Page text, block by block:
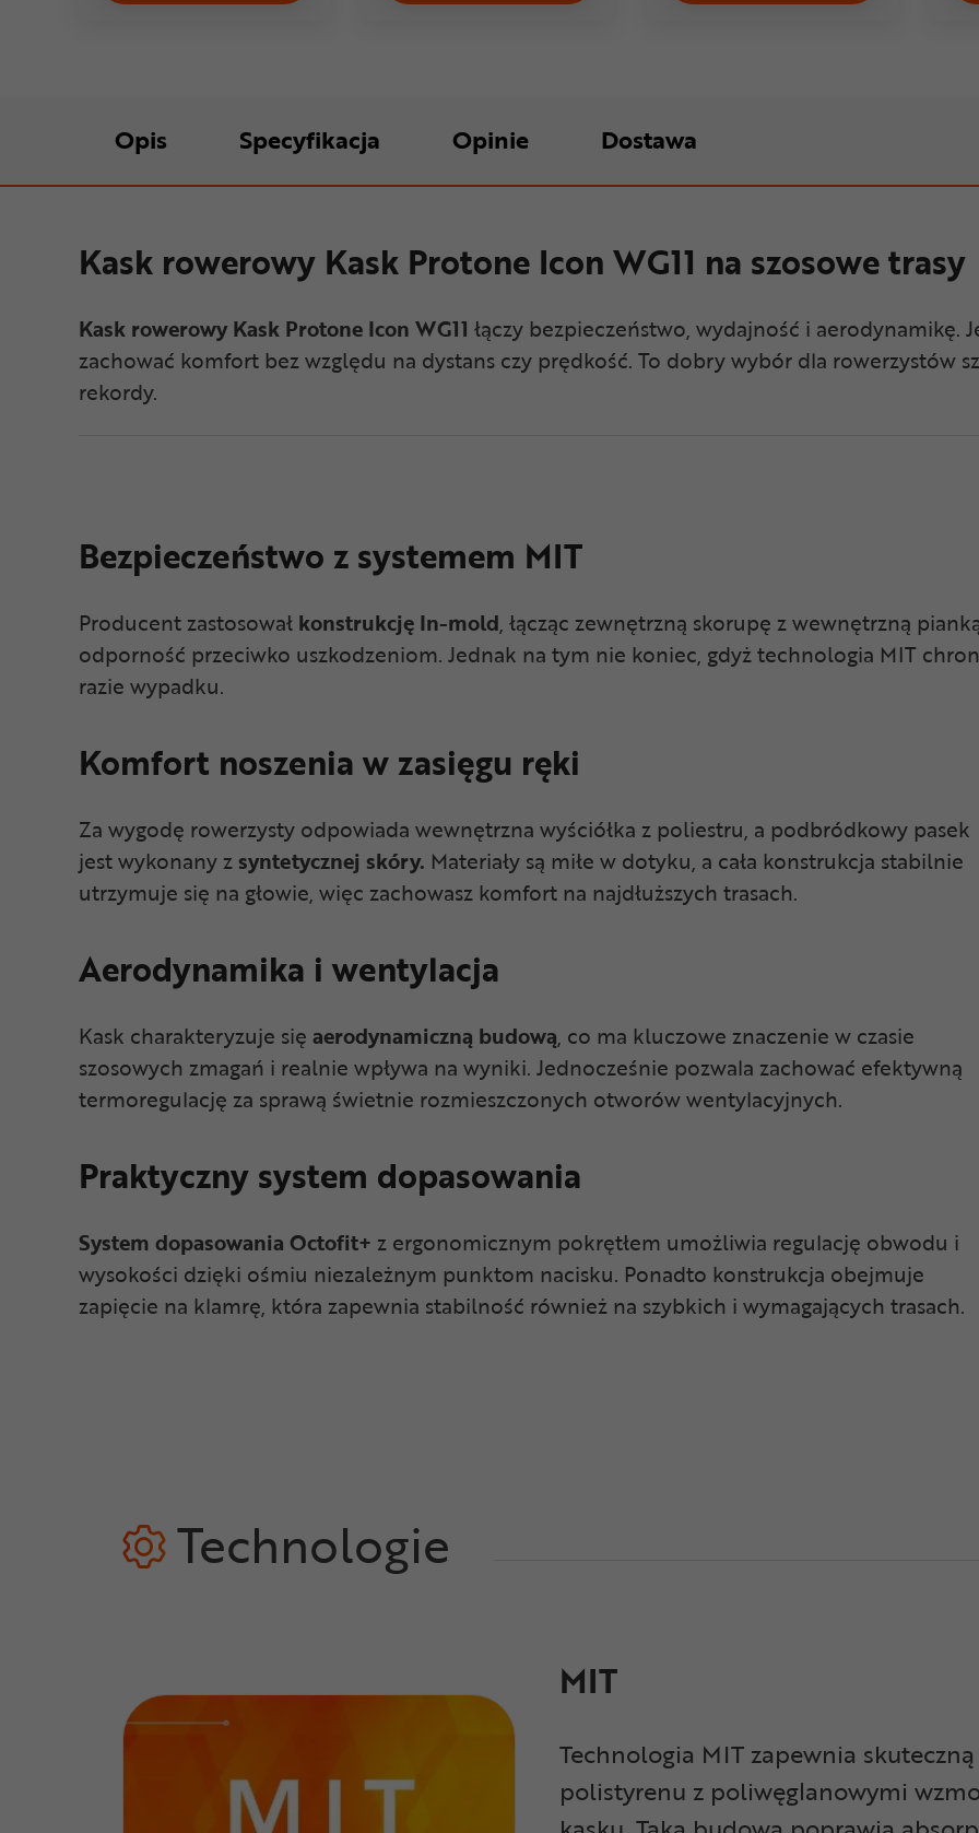
Opis Specyfikacja Opinie Dostawa
Kask rowerowy Kask Protone Icon WG11 na szosowe trasy
Kask rowerowy Kask Protone Icon WG11 łączy bezpieczeństwo, wydajność i aerodynamikę.
zachować komfort bez względu na dystans czy prędkość. To dobry wybór dla rowerzystów
rekordy.
Bezpieczeństwo z systemem MIT
Producent zastosował konstrukcję In-mold, łącząc zewnętrzną skorupę z wewnętrzną
odporność przeciwko uszkodzeniom. Jednak na tym nie koniec, gdyż technologia MIT
razie wypadku.
Komfort noszenia w zasięgu ręki
Za wygodę rowerzysty odpowiada wewnętrzna wyściółka z poliestru, a podbródkowy pasek
jest wykonany z syntetycznej skóry. Materiały są miłe w dotyku, a cała konstrukcja stabilnie
utrzymuje się na głowie, więc zachowasz komfort na najdłuższych trasach.
Aerodynamika i wentylacja
Kask charakteryzuje się aerodynamiczną budową, co ma kluczowe znaczenie w czasie
szosowych zmagań i realnie wpływa na wyniki. Jednocześnie pozwala zachować efektywną
termoregulację za sprawą świetnie rozmieszczonych otworów wentylacyjnych.
Praktyczny system dopasowania
System dopasowania Octofit+ z ergonomicznym pokrętłem umożliwia regulację obwodu i
wysokości dzięki ośmiu niezależnym punktom nacisku. Ponadto konstrukcja obejmuje
zapięcie na klamrę, która zapewnia stabilność również na szybkich i wymagających trasach.
Technologie
MIT
Technologia MIT zapewnia
polistyrenu z poliwęglanowymi